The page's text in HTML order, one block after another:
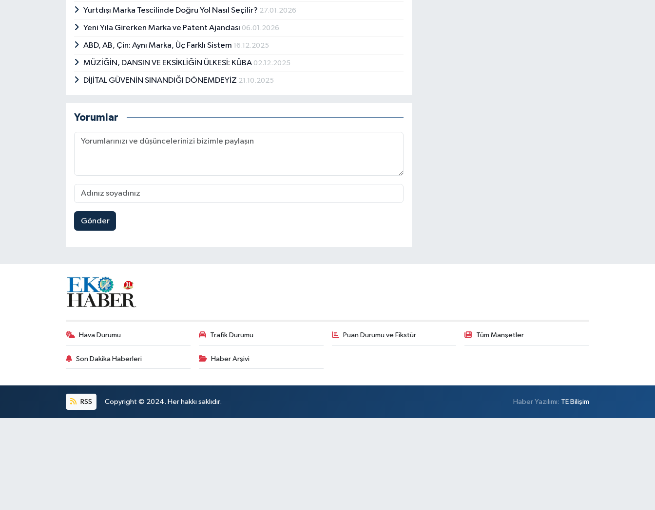
Yurtdışı Marka Tescilinde Doğru Yol Nasıl Seçilir? 27.01.2026
Yeni Yıla Girerken Marka ve Patent Ajandası 06.01.2026
ABD, AB, Çin: Aynı Marka, Üç Farklı Sistem 16.12.2025
MÜZİĞİN, DANSIN VE EKSİKLİĞİN ÜLKESİ: KÜBA 02.12.2025
DİJİTAL GÜVENİN SINANDIĞI DÖNEMDEYİZ 21.10.2025
Yorumlar
Gönder
Hava Durumu Trafik Durumu Puan Durumu ve Fikstür Tüm Manşetler
Son Dakika Haberleri Haber Arşivi
RSS Copyright © 2024. Her hakkı saklıdır. Haber Yazılımı: TE Bilişim